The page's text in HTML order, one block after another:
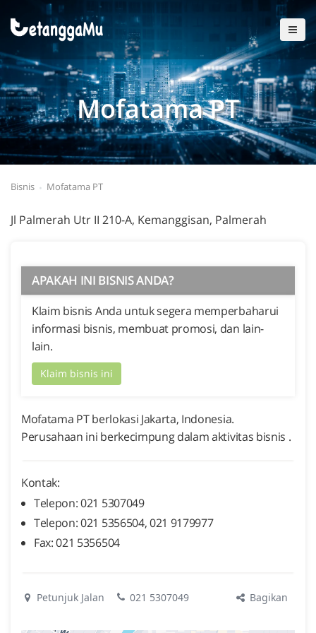
Mofatama PT
Bisnis Mofatama PT
Jl Palmerah Utr II 210-A, Kemanggisan, Palmerah
APAKAH INI BISNIS ANDA?
Klaim bisnis Anda untuk segera memperbaharui
informasi bisnis, membuat promosi, dan lain-
lain.
Klaim bisnis ini
Mofatama PT berlokasi Jakarta, Indonesia.
Perusahaan ini berkecimpung dalam aktivitas bisnis .
Kontak:
Telepon: 021 5307049
Telepon: 021 5356504, 021 9179977
Fax: 021 5356504
Petunjuk Jalan 021 5307049 Bagikan